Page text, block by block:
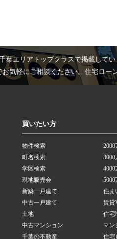
葉エリアトップクラスで掲載して
気軽にご相談ください。住宅ロ
買いたい方
物件検索
町名検索
学区検索
現地販売会
新築一戸建て
中古一戸建て
土地
中古マンション
千葉の不動産
2000
3000
4000
5000
住ま
賃貸
住宅
マン
住宅